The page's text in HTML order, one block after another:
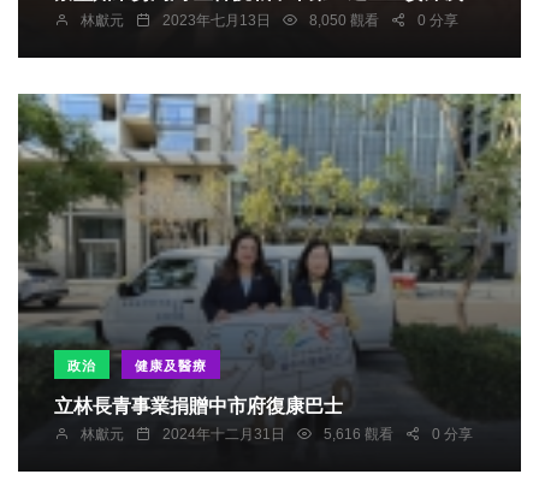
林獻元 2023年七月13日 8,050 觀看 0 分享
政治 健康及醫療
立林長青事業捐贈中市府復康巴士
林獻元 2024年十二月31日 5,616 觀看 0 分享